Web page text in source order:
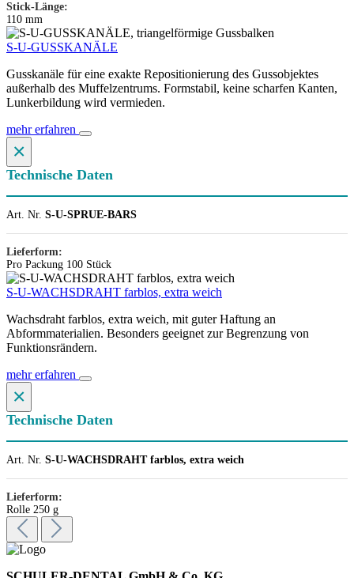
Stick-Länge:
110 mm
S-U-GUSSKANÄLE
Gusskanäle für eine exakte Repositionierung des Gussobjektes
außerhalb des Muffelzentrums. Formstabil, keine scharfen Kanten,
Lunkerbildung wird vermieden.
mehr erfahren
×
Technische Daten
Art. Nr. S-U-SPRUE-BARS
Lieferform:
Pro Packung 100 Stück
S-U-WACHSDRAHT farblos, extra weich
Wachsdraht farblos, extra weich, mit guter Haftung an
Abformmaterialien. Besonders geeignet zur Begrenzung von
Funktionsrändern.
mehr erfahren
×
Technische Daten
Art. Nr. S-U-WACHSDRAHT farblos, extra weich
Lieferform:
Rolle 250 g